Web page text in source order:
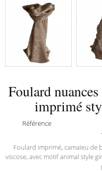
Foulard
imprimé
Référence
Foulard imprimé, camaïeu de
viscose, avec motif animal style